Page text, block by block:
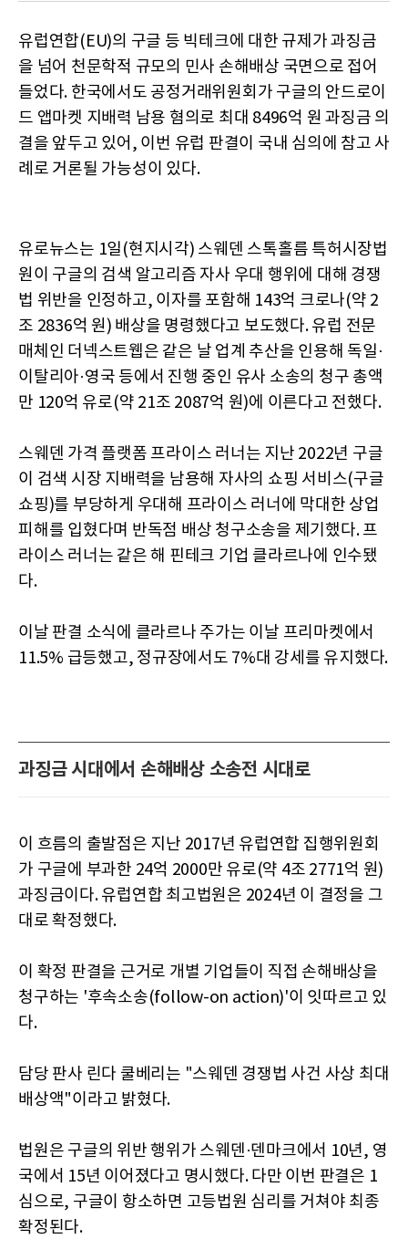
유럽연합(EU)의 구글 등 빅테크에 대한 규제가 과징금
을 넘어 천문학적 규모의 민사 손해배상 국면으로 접어
들었다. 한국에서도 공정거래위원회가 구글의 안드로이
드 앱마켓 지배력 남용 혐의로 최대 8496억 원 과징금 의
결을 앞두고 있어, 이번 유럽 판결이 국내 심의에 참고 사
례로 거론될 가능성이 있다.
유로뉴스는 1일(현지시각) 스웨덴 스톡홀름 특허시장법
원이 구글의 검색 알고리즘 자사 우대 행위에 대해 경쟁
법 위반을 인정하고, 이자를 포함해 143억 크로나(약 2
조 2836억 원) 배상을 명령했다고 보도했다. 유럽 전문
매체인 더넥스트웹은 같은 날 업계 추산을 인용해 독일·
이탈리아·영국 등에서 진행 중인 유사 소송의 청구 총액
만 120억 유로(약 21조 2087억 원)에 이른다고 전했다.
스웨덴 가격 플랫폼 프라이스 러너는 지난 2022년 구글
이 검색 시장 지배력을 남용해 자사의 쇼핑 서비스(구글
쇼핑)를 부당하게 우대해 프라이스 러너에 막대한 상업
피해를 입혔다며 반독점 배상 청구소송을 제기했다. 프
라이스 러너는 같은 해 핀테크 기업 클라르나에 인수됐
다.
이날 판결 소식에 클라르나 주가는 이날 프리마켓에서
11.5% 급등했고, 정규장에서도 7%대 강세를 유지했다.
과징금 시대에서 손해배상 소송전 시대로
이 흐름의 출발점은 지난 2017년 유럽연합 집행위원회
가 구글에 부과한 24억 2000만 유로(약 4조 2771억 원)
과징금이다. 유럽연합 최고법원은 2024년 이 결정을 그
대로 확정했다.
이 확정 판결을 근거로 개별 기업들이 직접 손해배상을
청구하는 '후속소송(follow-on action)'이 잇따르고 있
다.
담당 판사 린다 쿨베리는 "스웨덴 경쟁법 사건 사상 최대
배상액"이라고 밝혔다.
법원은 구글의 위반 행위가 스웨덴·덴마크에서 10년, 영
국에서 15년 이어졌다고 명시했다. 다만 이번 판결은 1
심으로, 구글이 항소하면 고등법원 심리를 거쳐야 최종
확정된다.